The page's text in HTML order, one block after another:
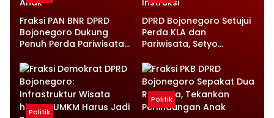
Fraksi PAN BNR DPRD
Bojonegoro Dukung
Penuh Perda Pariwisata
Anak
DPRD Bojonegoro Setujui
Perda KLA dan
Pariwisata, Setyo
Instruksi
Politik
Politik